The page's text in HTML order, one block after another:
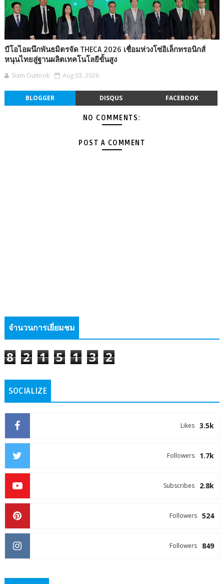
บีโอไอผนึกพันธมิตรจัด THECA 2026 เชื่อมห่วงโซ่อิเล็กทรอนิกส์
หนุนไทยสู่ฐานผลิตเทคโนโลยีขั้นสูง
Siam Outlook Aug 03, 2026
BLOGGER DISQUS FACEBOOK
NO COMMENTS:
POST A COMMENT
จำนวนการเยี่ยมชม
8 2 1 5 1 3 2
SOCIALIZE
3.5k
Likes
1.7k
Followers
2.8k
Subscribes
524
Followers
849
Followers